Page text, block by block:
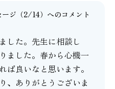
ジ（2/14） へのコメント
した。先生に相談し
ました。春から心機一
良いなと思います。
、ありがとうございま